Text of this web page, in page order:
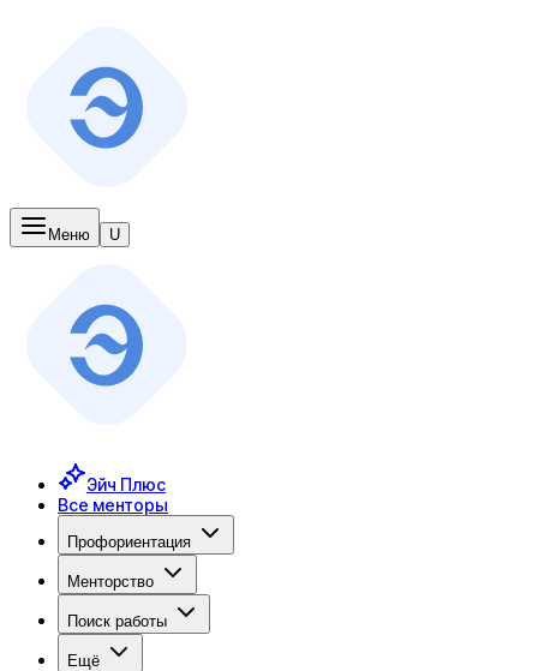
Меню U
Эйч Плюс
Все менторы
Профориентация
Менторство
Поиск работы
Ещё